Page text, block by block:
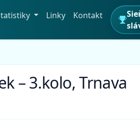
Linky Kontakt
– 3.kolo, Trnava